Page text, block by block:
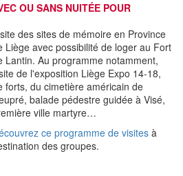
OU SANS NUITÉE POUR
des sites de mémoire en Province
Liège avec possibilité de loger au Fort
Lantin. Au programme notamment,
de l'exposition Liège Expo 14-18,
forts, du cimetière américain de
balade pédestre guidée à Visé,
ville martyre…
ce programme de visites à
des groupes.